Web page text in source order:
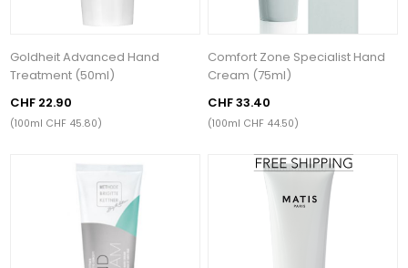
Goldheit Advanced Hand
Treatment (50ml)
CHF 22.90
(100ml CHF 45.80)
Comfort Zone Specialist Hand
Cream (75ml)
CHF 33.40
(100ml CHF 44.50)